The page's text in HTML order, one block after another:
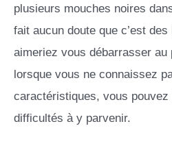
plusieurs mouches noires
fait aucun doute que c’est
aimeriez vous débarrasser au
lorsque vous ne connaissez
caractéristiques, vous pouvez
difficultés à y parvenir.